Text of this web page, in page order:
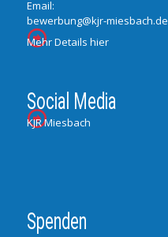
Email:
bewerbung@kjr-miesbach.de
Mehr Details hier
Social Media
KJR Miesbach
Spenden